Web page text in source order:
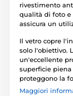
rivestimento
qualità di foto e
assicura un
Il vetro copre
solo l'obiettivo.
un'eccellente
superficie
proteggono la
Maggiori